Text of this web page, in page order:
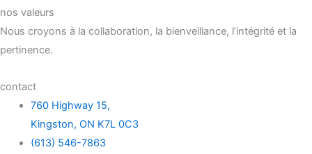
nos valeurs
Nous croyons à la collaboration, la bienveillance, l’intégrité et la
pertinence.
contact
760 Highway 15,
Kingston, ON K7L 0C3
(613) 546-7863